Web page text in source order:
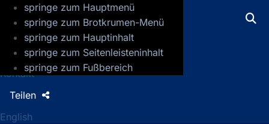
springe zum Hauptmenü
springe zum Brotkrumen-Menü
springe zum Hauptinhalt
springe zum Seitenleisteninhalt
springe zum Fußbereich
GFZ Helmholtz-Zentrum für
Presse
Jobs
Kontakt
English
Teilen